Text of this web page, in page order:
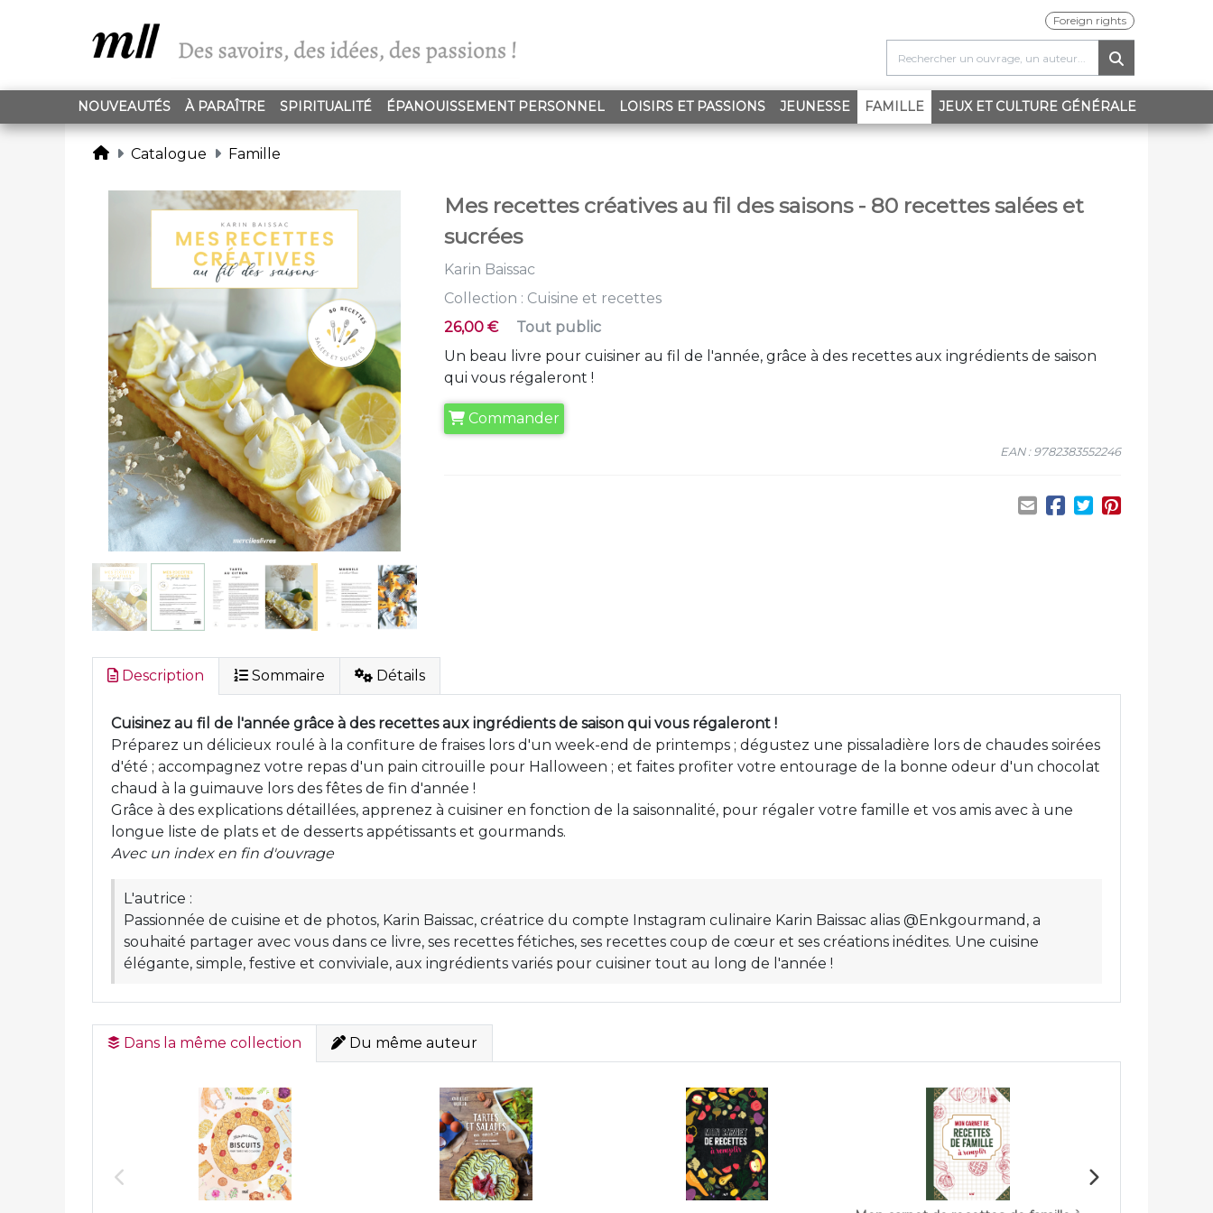
Foreign rights
NOUVEAUTÉS À PARAÎTRE SPIRITUALITÉ ÉPANOUISSEMENT PERSONNEL LOISIRS ET PASSIONS JEUNESSE FAMILLE(CURRENT)
JEUX ET CULTURE GÉNÉRALE
Catalogue Famille
Mes recettes créatives au fil des saisons - 80 recettes salées et
sucrées
Karin Baissac
Collection : Cuisine et recettes
26,00 €
Tout public
Un beau livre pour cuisiner au fil de l'année, grâce à des recettes aux ingrédients de saison
qui vous régaleront !
Commander
EAN : 9782383552246
Description Sommaire Détails
Cuisinez au fil de l'année grâce à des recettes aux ingrédients de saison qui vous régaleront !
Préparez un délicieux roulé à la confiture de fraises lors d'un week-end de printemps ; dégustez une pissaladière lors de chaudes soirées
d'été ; accompagnez votre repas d'un pain citrouille pour Halloween ; et faites profiter votre entourage de la bonne odeur d'un chocolat
chaud à la guimauve lors des fêtes de fin d'année !
Grâce à des explications détaillées, apprenez à cuisiner en fonction de la saisonnalité, pour régaler votre famille et vos amis avec à une
longue liste de plats et de desserts appétissants et gourmands.
Avec un index en fin d'ouvrage
L'autrice :
Passionnée de cuisine et de photos, Karin Baissac, créatrice du compte Instagram culinaire Karin Baissac alias @Enkgourmand, a
souhaité partager avec vous dans ce livre, ses recettes fétiches, ses recettes coup de cœur et ses créations inédites. Une cuisine
élégante, simple, festive et conviviale, aux ingrédients variés pour cuisiner tout au long de l'année !
Dans la même collection Du même auteur